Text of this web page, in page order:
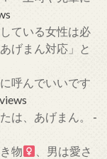
ている女性は必
げまん対応」と
呼んでいいです
は、あげまん。
-
物
、男は愛さ